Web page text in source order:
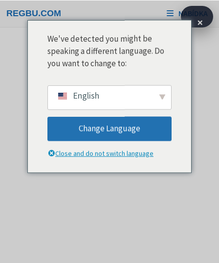
na
REGBU.COM NABÍDKA
×
We've detected you might be
speaking a different language. Do
you want to change to:
English
Change Language
Close and do not switch language